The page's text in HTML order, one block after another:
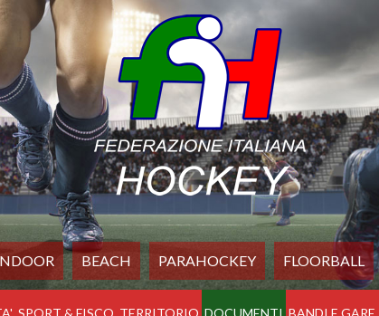
BEACH PARAHOCKEY FLOORBALL
SPORT & FISCO TERRITORIO DOCUMENTI BANDI E GARE